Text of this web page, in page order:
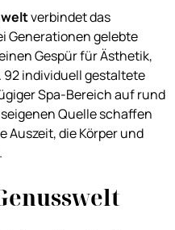
verbindet das
Generationen gelebte
Gespür für Ästhetik,
individuell gestaltete
Spa-Bereich auf rund
Quelle schaffen
Auszeit, die Körper und